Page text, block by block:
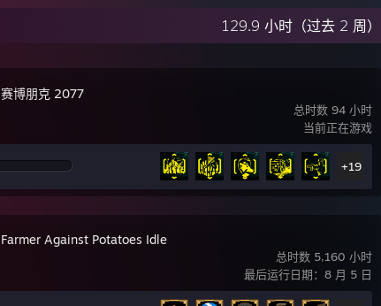
129.9 小时（过去 2 周）
总时数 94 小时
当前正在游戏
赛博朋克 2077
+19
总时数 5,160 小时
最后运行日期：8 月 5 日
Farmer Against Potatoes Idle